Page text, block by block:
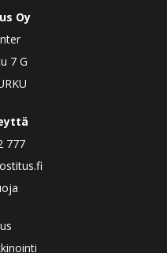
Oy
7 G
777